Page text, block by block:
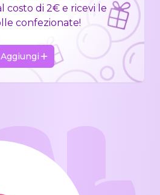
costo di 2€ e ricevi le
confezionate!
Aggiungi